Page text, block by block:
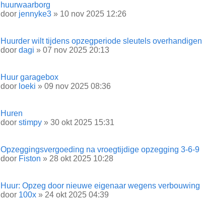
huurwaarborg
door jennyke3 » 10 nov 2025 12:26
Huurder wilt tijdens opzegperiode sleutels overhandigen
door dagi » 07 nov 2025 20:13
Huur garagebox
door loeki » 09 nov 2025 08:36
Huren
door stimpy » 30 okt 2025 15:31
Opzeggingsvergoeding na vroegtijdige opzegging 3-6-9
door Fiston » 28 okt 2025 10:28
Huur: Opzeg door nieuwe eigenaar wegens verbouwing
door 100x » 24 okt 2025 04:39